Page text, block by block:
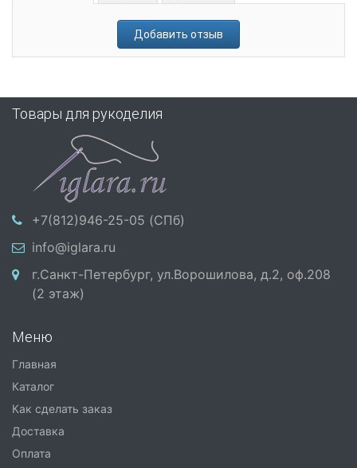
Добавить отзыв
Товары для рукоделия
+7(812)946-25-05 (СПб)
info@iglara.ru
г.Санкт-Петербург, ул.Ворошилова, д.2, оф.208
(2 этаж)
Меню
Главная
Каталог
Как сделать заказ
Доставка
Оплата